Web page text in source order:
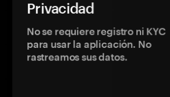
Privacidad
No se requiere registro ni KYC
para usar la aplicación. No
rastreamos sus datos.